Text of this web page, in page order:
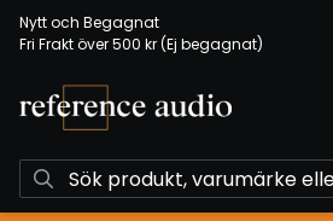
Nytt och Begagnat
Fri Frakt över 500 kr (Ej begagnat)